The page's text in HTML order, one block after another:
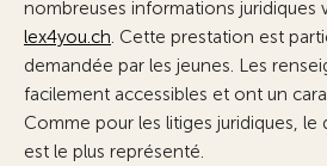
nombreuses informations juridiques
lex4you.ch. Cette prestation est
demandée par les jeunes. Les
facilement accessibles et ont un
Comme pour les litiges juridiques,
est le plus représenté.